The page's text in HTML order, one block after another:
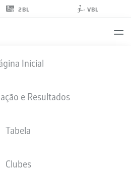
2BL VBL
Inicial
e Resultados
Tabela
Clubes